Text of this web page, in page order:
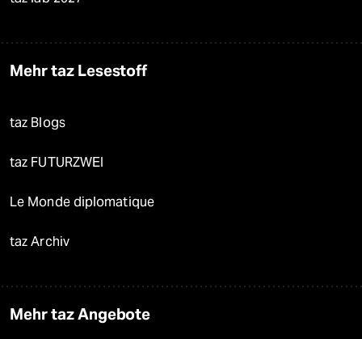
Mehr taz Lesestoff
taz Blogs
taz FUTURZWEI
Le Monde diplomatique
taz Archiv
Mehr taz Angebote